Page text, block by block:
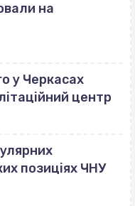
на
у Черкасах
центр
позиціях ЧНУ